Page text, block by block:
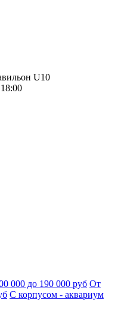
U10
000 до 190 000 руб От
С корпусом - аквариум